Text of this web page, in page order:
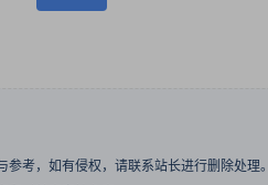
考，如有侵权，请联系站长进行删除处理。